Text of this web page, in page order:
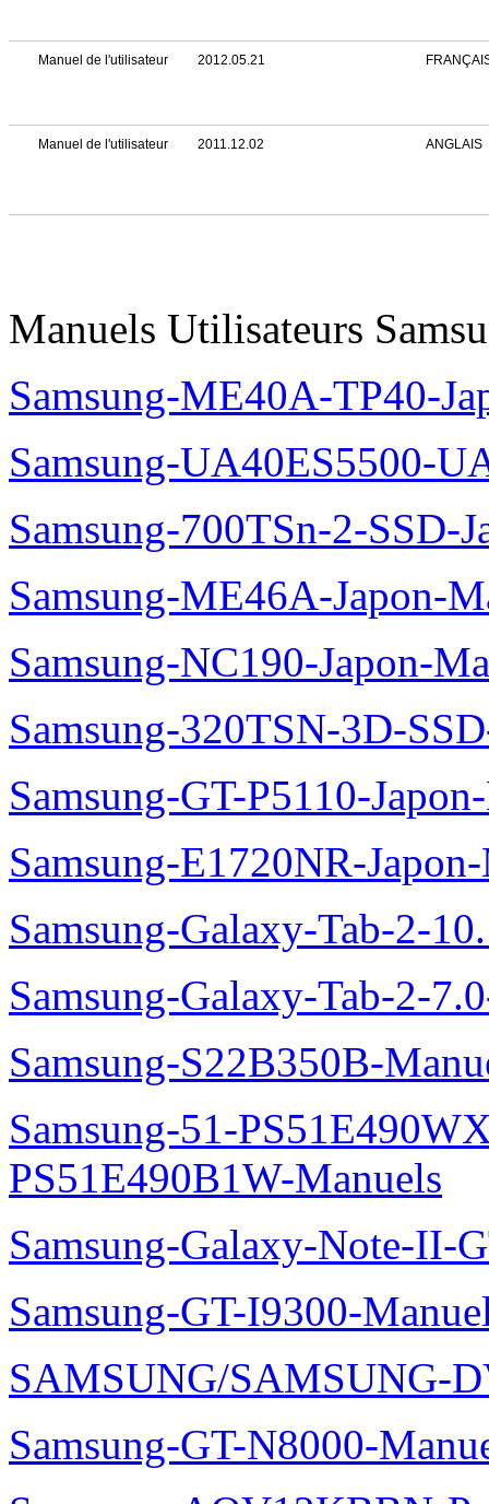
Manuel de l'utilisateur 2012.05.21
Manuel de l'utilisateur 2011.12.02 ANGLAIS
Manuels Utilisateurs
Samsung-ME40A-TP40-
Samsung-UA40ES5500-
Samsung-700TSn-2-SSD-
Samsung-ME46A-Japon-
Samsung-NC190-Japon-
Samsung-320TSN-3D-
Samsung-GT-P5110-
Samsung-E1720NR-
Samsung-Galaxy-Tab-2-
Samsung-Galaxy-Tab-2-
Samsung-S22B350B-
Samsung-51-
PS51E490B1W-Manuels
Samsung-Galaxy-Note-II-
Samsung-GT-I9300-
SAMSUNG/SAMSUNG-
Samsung-GT-N8000-